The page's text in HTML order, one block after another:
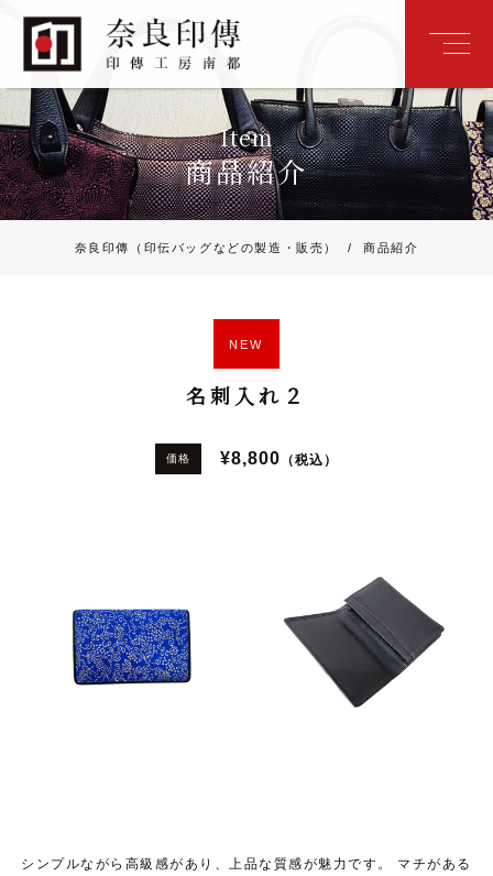
Item
商品紹介
奈良印傳（印伝バッグなどの製造・販売） / 商品紹介
NEW
名刺入れ２
価格 ¥8,800 （税込）
シンプルながら高級感があり、上品な質感が魅力です。 マチがある